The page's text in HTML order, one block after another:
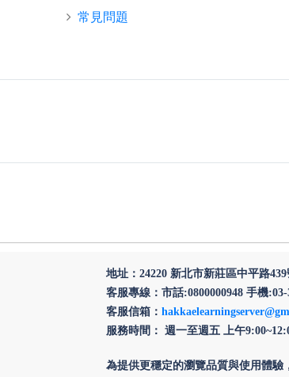
常見問題
地址：24220 新北市新莊區中平路
客服專線：市話:0800000948 手機:03-
客服信箱：
服務時間： 週一至週五 上午
為提供更穩定的瀏覽品質與使用體